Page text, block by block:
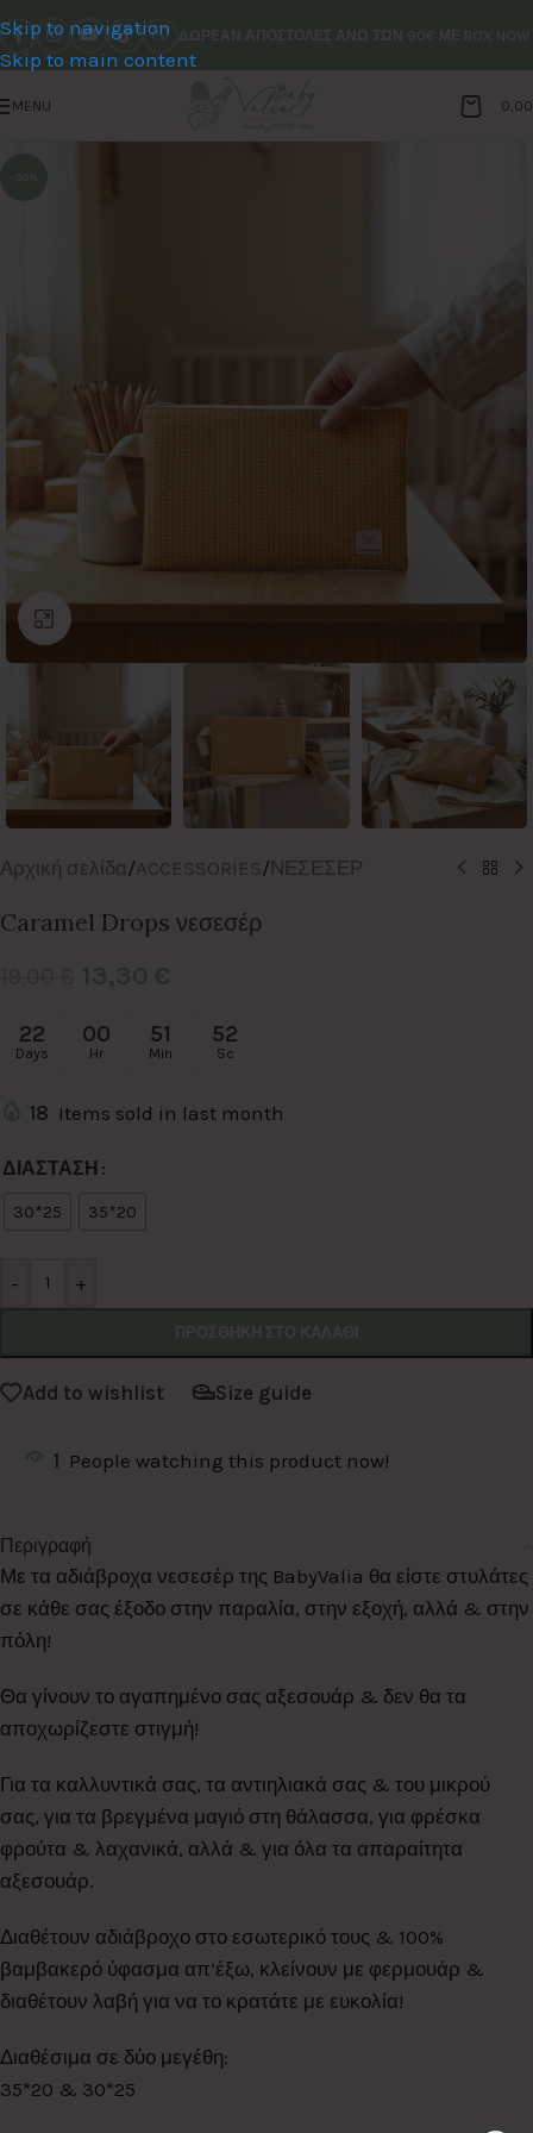
Skip to navigation
Skip to main content
MENU
Click to enlarge
Αρχική σελίδα/ACCESSORIES/ΝΕΣΕΣΕΡ
Caramel Drops νεσεσέρ
22
Days
00
Hr
51
Min
52
Sc
18 Items sold in last month
ΔΙΑΣΤΑΣΗ
30*25 35*20
- +
Alternative:
Add to wishlist Size guide
1 People watching this product now!
Περιγραφή
Με τα αδιάβροχα νεσεσέρ της BabyValia θα είστε στυλάτες
σε κάθε σας έξοδο στην παραλία, στην εξοχή, αλλά & στην
πόλη!
Θα γίνουν το αγαπημένο σας αξεσουάρ & δεν θα τα
αποχωρίζεστε στιγμή!
Για τα καλλυντικά σας, τα αντιηλιακά σας & του μικρού
σας, για τα βρεγμένα μαγιό στη θάλασσα, για φρέσκα
φρούτα & λαχανικά, αλλά & για όλα τα απαραίτητα
αξεσουάρ.
Διαθέτουν αδιάβροχο στο εσωτερικό τους & 100%
βαμβακερό ύφασμα απ’έξω, κλείνουν με φερμουάρ &
διαθέτουν λαβή για να το κρατάτε με ευκολία!
Διαθέσιμα σε δύο μεγέθη:
35*20 & 30*25